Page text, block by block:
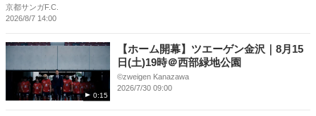
京都サンガF.C.
2026/8/7 14:00
0:15
【ホーム開幕】ツエーゲン金沢｜8月15
日(土)19時＠西部緑地公園
©︎zweigen Kanazawa
2026/7/30 09:00